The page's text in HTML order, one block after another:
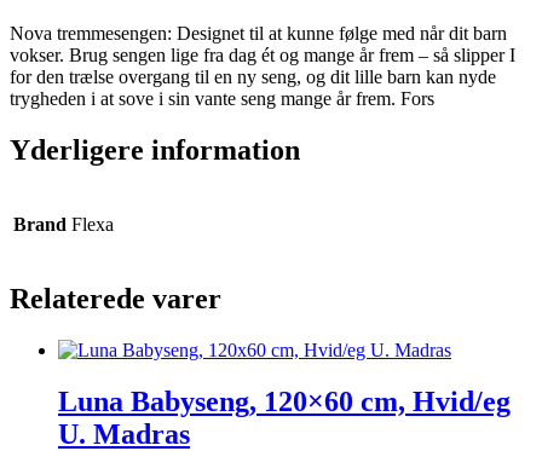
Nova tremmesengen: Designet til at kunne følge med når dit barn
vokser. Brug sengen lige fra dag ét og mange år frem – så slipper I
for den trælse overgang til en ny seng, og dit lille barn kan nyde
trygheden i at sove i sin vante seng mange år frem. Fors
Yderligere information
Brand Flexa
Relaterede varer
Luna Babyseng, 120×60 cm, Hvid/eg
U. Madras